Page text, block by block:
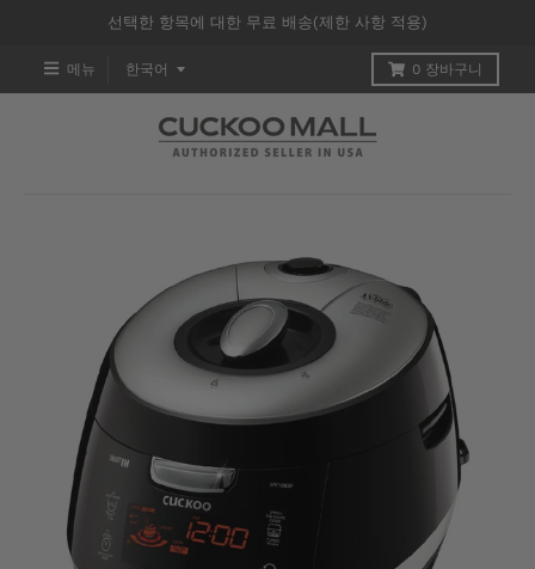
선택한 항목에 대한 무료 배송(제한 사항 적용)
메뉴
T
A
T
O
N
M
한국어 0 장바구니